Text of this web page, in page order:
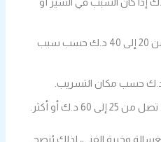
15 إلى 25 د.ك إذا كان السبب في السير أو
من 20 إلى 40 د.ك حسب سبب
25 إلى 60 د.ك أو أكثر.
وخبرة الفني، لذلك يُنصح